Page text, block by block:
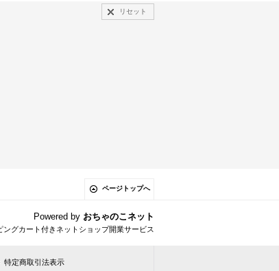
リセット
ページトップへ
Powered by おちゃのこネット
グカート付きネットショップ開業サービス
特定商取引法表示